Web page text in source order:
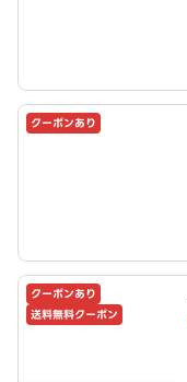
クーポンあり
クーポンあり
送料無料クーポン